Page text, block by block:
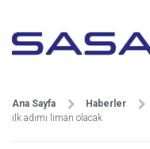
Ana Sayfa Haberler
ilk adımı liman olacak